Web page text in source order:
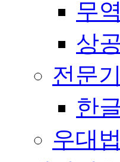
무
상
전문
한
우대